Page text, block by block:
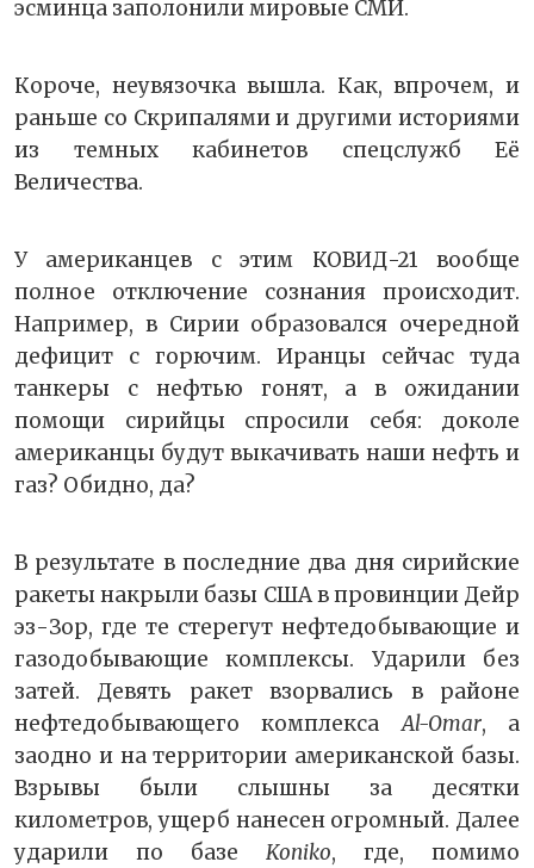
эсминца заполонили мировые СМИ.
Короче, неувязочка вышла. Как, впрочем, и
раньше со Скрипалями и другими историями
из темных кабинетов спецслужб Её
Величества.
У американцев с этим КОВИД-21 вообще
полное отключение сознания происходит.
Например, в Сирии образовался очередной
дефицит с горючим. Иранцы сейчас туда
танкеры с нефтью гонят, а в ожидании
помощи сирийцы спросили себя: доколе
американцы будут выкачивать наши нефть и
газ? Обидно, да?
В результате в последние два дня сирийские
ракеты накрыли базы США в провинции Дейр
эз-Зор, где те стерегут нефтедобывающие и
газодобывающие комплексы. Ударили без
затей. Девять ракет взорвались в районе
нефтедобывающего комплексаAl-Omar, а
заодно и на территории американской базы.
Взрывы были слышны за десятки
километров, ущерб нанесен огромный. Далее
ударили по базе Koniko, где, помимо